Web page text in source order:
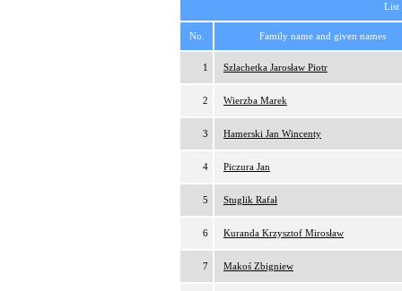
List
No. Family name and given names
1 Szlachetka Jarosław Piotr
2 Wierzba Marek
3 Hamerski Jan Wincenty
4 Piczura Jan
5 Stuglik Rafał
6 Kuranda Krzysztof Mirosław
7 Makoś Zbigniew